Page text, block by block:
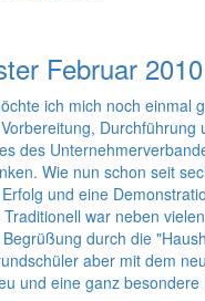
Februar 2010
ich mich noch einmal
Durchführung
des
Wie nun schon seit
und eine
war neben
durch die
aber mit dem
und eine ganz